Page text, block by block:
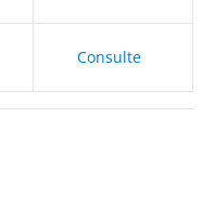
Consulte